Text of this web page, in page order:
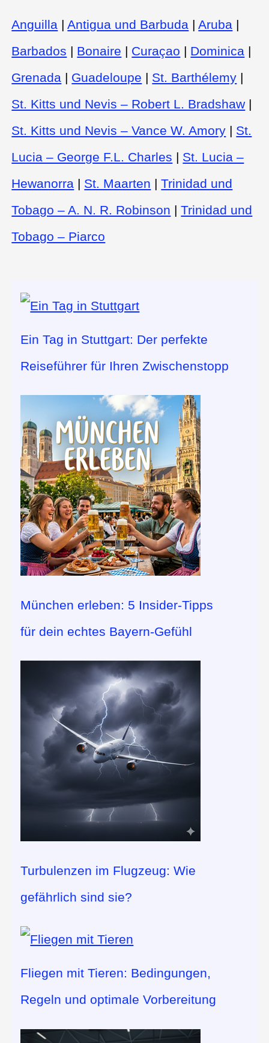
Anguilla | Antigua und Barbuda | Aruba |
Barbados | Bonaire | Curaçao | Dominica |
Grenada | Guadeloupe | St. Barthélemy |
St. Kitts und Nevis – Robert L. Bradshaw |
St. Kitts und Nevis – Vance W. Amory | St.
Lucia – George F.L. Charles | St. Lucia –
Hewanorra | St. Maarten |Trinidad und
Tobago – A. N. R. Robinson |Trinidad und
Tobago – Piarco
Ein Tag in Stuttgart: Der perfekte
Reiseführer für Ihren Zwischenstopp
München erleben: 5 Insider-Tipps
für dein echtes Bayern-Gefühl
Turbulenzen im Flugzeug: Wie
gefährlich sind sie?
Fliegen mit Tieren: Bedingungen,
Regeln und optimale Vorbereitung